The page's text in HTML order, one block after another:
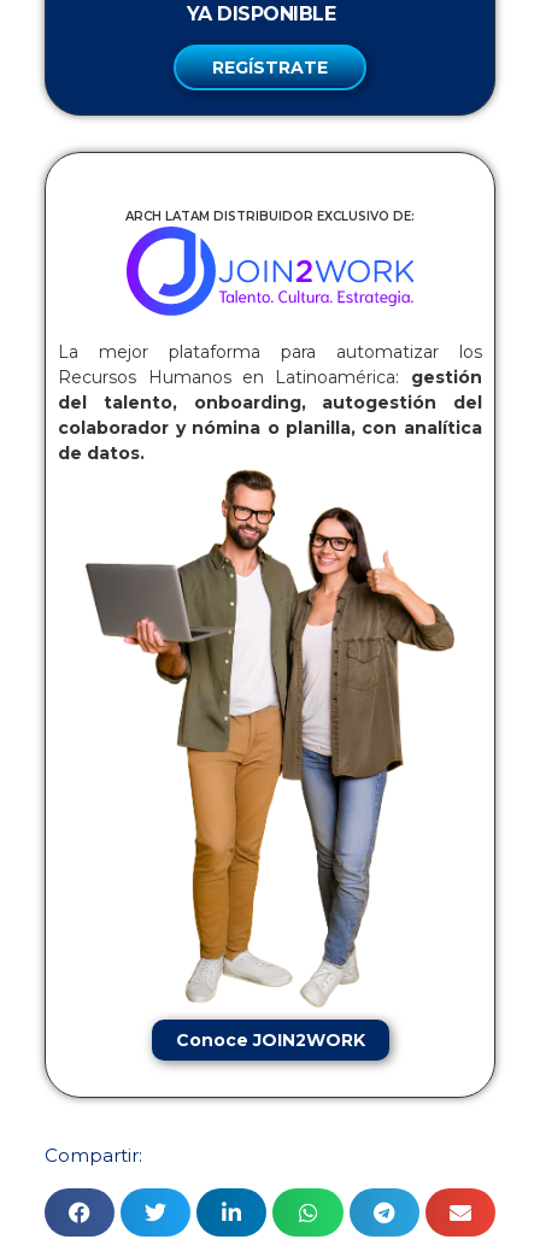
YA DISPONIBLE
REGÍSTRATE
ARCH LATAM DISTRIBUIDOR EXCLUSIVO DE:
La mejor plataforma para automatizar los
Recursos Humanos en Latinoamérica: gestión
del talento, onboarding, autogestión del
colaborador y nómina o planilla, con analítica
de datos.
Conoce JOIN2WORK
Compartir: